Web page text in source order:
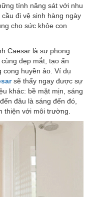
tính năng sát với nhu
đi vệ sinh hàng ngày
cho sức khỏe con
Caesar là sự phong
đẹp mắt, tạo ấn
huyền ảo. Ví dụ
sẽ thấy ngay được sự
khác: bề mặt mịn, sáng
đâu là sáng đến đó,
thiện với môi trường.